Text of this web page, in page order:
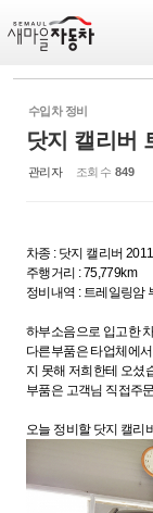
수입차 정비
닷지 캘리버
관리자 조회 수 849
차종 : 닷지 캘리버
주행거리 : 75,779km
정비내역 : 트레일링암
하부소음으로 입고한
다른부품은 타업체에
지 못해 저희한테 오셨
부품은 고객님 직접주
오늘 정비할 닷지 캘리